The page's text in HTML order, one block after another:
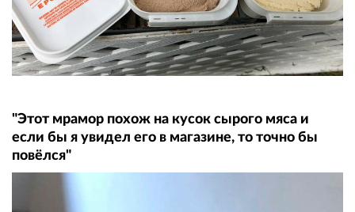
"Этот мрамор похож на кусок сырого мяса и
если бы я увидел его в магазине, то точно бы
повёлся"